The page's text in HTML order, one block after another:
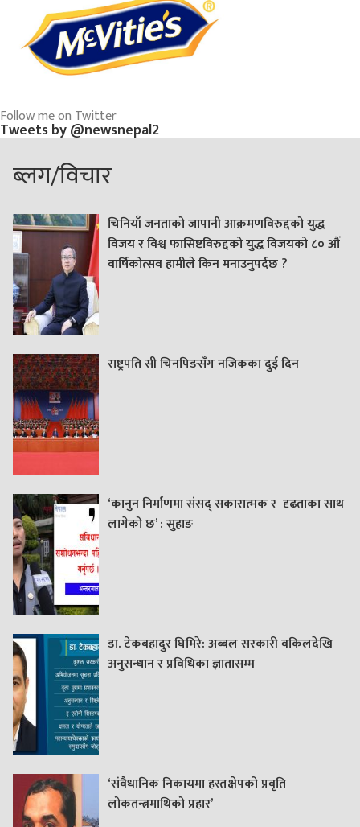
Follow me on Twitter
Tweets by @newsnepal2
ब्लग/विचार
चिनियाँ जनताको जापानी आक्रमणविरुद्दको युद्ध
विजय र विश्व फासिष्टविरुद्दको युद्ध विजयको ८० औं
वार्षिकोत्सव हामीले किन मनाउनुपर्दछ ?
राष्ट्रपति सी चिनपिङसँग नजिकका दुई दिन
‘कानुन निर्माणमा संसद् सकारात्मक र दृढताका साथ
लागेको छ’ : सुहाङ
डा. टेकबहादुर घिमिरे: अब्बल सरकारी वकिलदेखि
अनुसन्धान र प्रविधिका ज्ञातासम्म
‘संवैधानिक निकायमा हस्तक्षेपको प्रवृति
लोकतन्त्रमाथिको प्रहार’